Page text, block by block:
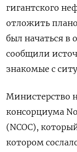
гигантского
отложить
был начаться в
сообщили
знакомые с
Министерство
консорциума
(NCOC),
котором